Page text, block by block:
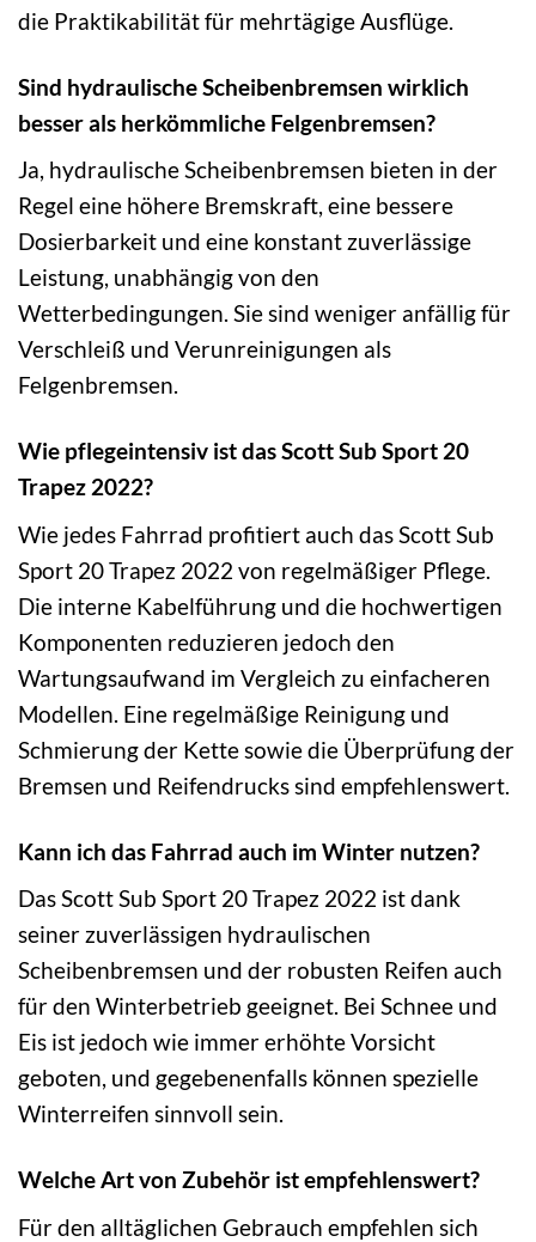
die Praktikabilität für mehrtägige Ausflüge.
Sind hydraulische Scheibenbremsen wirklich
besser als herkömmliche Felgenbremsen?
Ja, hydraulische Scheibenbremsen bieten in der
Regel eine höhere Bremskraft, eine bessere
Dosierbarkeit und eine konstant zuverlässige
Leistung, unabhängig von den
Wetterbedingungen. Sie sind weniger anfällig für
Verschleiß und Verunreinigungen als
Felgenbremsen.
Wie pflegeintensiv ist das Scott Sub Sport 20
Trapez 2022?
Wie jedes Fahrrad profitiert auch das Scott Sub
Sport 20 Trapez 2022 von regelmäßiger Pflege.
Die interne Kabelführung und die hochwertigen
Komponenten reduzieren jedoch den
Wartungsaufwand im Vergleich zu einfacheren
Modellen. Eine regelmäßige Reinigung und
Schmierung der Kette sowie die Überprüfung der
Bremsen und Reifendrucks sind empfehlenswert.
Kann ich das Fahrrad auch im Winter nutzen?
Das Scott Sub Sport 20 Trapez 2022 ist dank
seiner zuverlässigen hydraulischen
Scheibenbremsen und der robusten Reifen auch
für den Winterbetrieb geeignet. Bei Schnee und
Eis ist jedoch wie immer erhöhte Vorsicht
geboten, und gegebenenfalls können spezielle
Winterreifen sinnvoll sein.
Welche Art von Zubehör ist empfehlenswert?
Für den alltäglichen Gebrauch empfehlen sich